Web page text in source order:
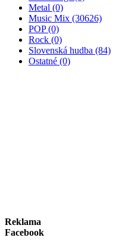
Metal (0)
Music Mix (30626)
POP (0)
Rock (0)
Slovenská hudba (84)
Ostatné (0)
Reklama
Facebook